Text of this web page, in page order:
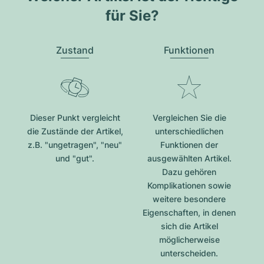
für Sie?
Zustand
Dieser Punkt vergleicht
die Zustände der Artikel,
z.B. "ungetragen", "neu"
und "gut".
Funktionen
Vergleichen Sie die
unterschiedlichen
Funktionen der
ausgewählten Artikel.
Dazu gehören
Komplikationen sowie
weitere besondere
Eigenschaften, in denen
sich die Artikel
möglicherweise
unterscheiden.